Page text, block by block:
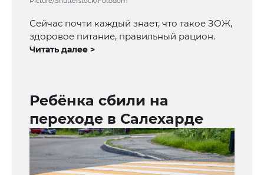
Сейчас почти каждый знает, что такое ЗОЖ,
здоровое питание, правильный рацион.
Читать далее >
Ребёнка сбили на
переходе в Салехарде